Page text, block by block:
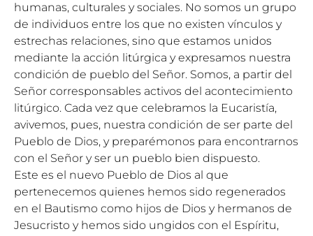
humanas, culturales y sociales. No somos un grupo
de individuos entre los que no existen vínculos y
estrechas relaciones, sino que estamos unidos
mediante la acción litúrgica y expresamos nuestra
condición de pueblo del Señor. Somos, a partir del
Señor corresponsables activos del acontecimiento
litúrgico. Cada vez que celebramos la Eucaristía,
avivemos, pues, nuestra condición de ser parte del
Pueblo de Dios, y preparémonos para encontrarnos
con el Señor y ser un pueblo bien dispuesto.
Este es el nuevo Pueblo de Dios al que
pertenecemos quienes hemos sido regenerados
en el Bautismo como hijos de Dios y hermanos de
Jesucristo y hemos sido ungidos con el Espíritu,